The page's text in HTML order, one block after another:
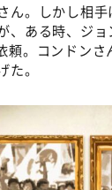
ん。しかし相
、ある時、ジ
頼。コンドンさ
。